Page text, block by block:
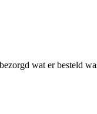
wat er besteld